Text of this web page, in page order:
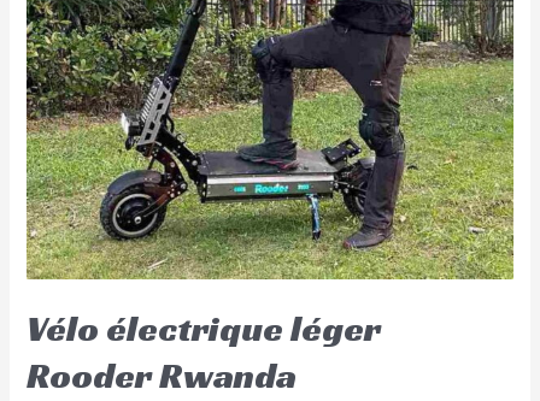
Vélo électrique léger
Rooder Rwanda